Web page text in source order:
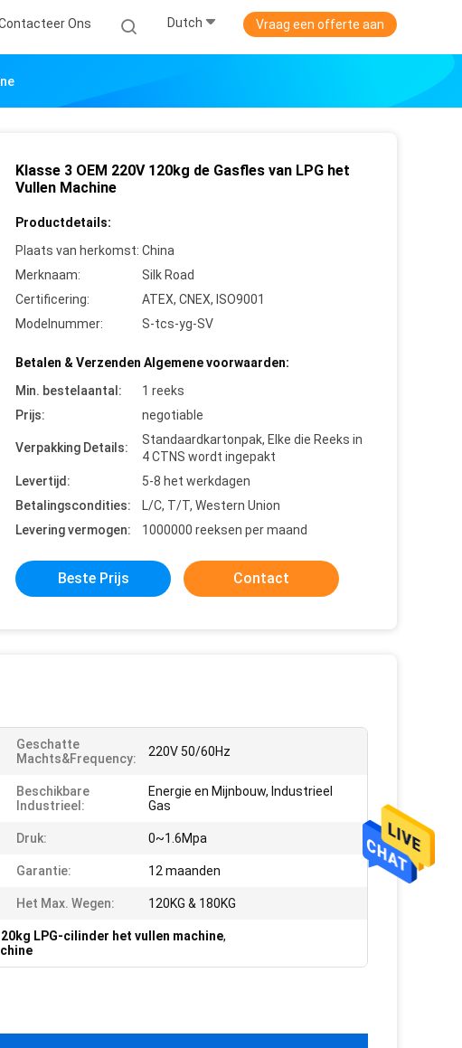
Ons Dutch Vraag een offerte aan
Klasse 3 OEM 220V 120kg de Gasfles van LPG het
Vullen Machine
Productdetails:
Plaats van herkomst: China
Merknaam:
Silk Road
Certificering:
ATEX, CNEX, ISO9001
Modelnummer:
S-tcs-yg-SV
Betalen & Verzenden Algemene voorwaarden:
Min. bestelaantal:
1 reeks
Prijs:
negotiable
Verpakking Details:
Standaardkartonpak, Elke die Reeks in
4 CTNS wordt ingepakt
Levertijd:
5-8 het werkdagen
Betalingscondities:
L/C, T/T, Western Union
Levering vermogen:
1000000 reeksen per maand
Beste Prijs Contact
Geschatte
Machts&frequency:
220V 50/60Hz
Beschikbare
Industrieel:
Energie en Mijnbouw, Industrieel
Gas
Druk: 0~1.6Mpa
Garantie: 12 maanden
Het Max. Wegen: 120KG & 180KG
LPG-cilinder het vullen machine,